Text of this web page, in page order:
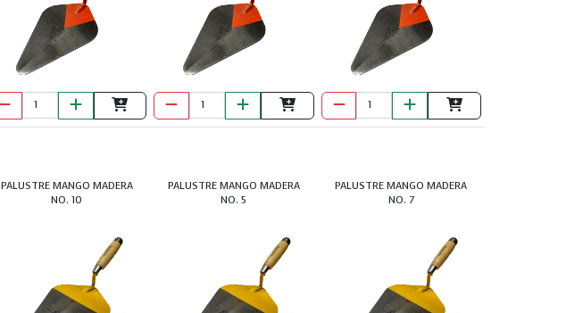
PALUSTRE MANGO MADERA
NO. 10
PALUSTRE MANGO MADERA
NO. 5
PALUSTRE MANGO MADERA
NO. 7